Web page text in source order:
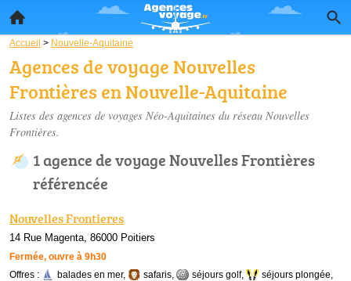
Accueil > Nouvelle-Aquitaine
Agences de voyage Nouvelles
Frontières en Nouvelle-Aquitaine
Listes des agences de voyages Néo-Aquitaines du réseau Nouvelles
Frontières.
1 agence de voyage Nouvelles Frontières
référencée
Nouvelles Frontieres
14 Rue Magenta, 86000 Poitiers
Fermée, ouvre à 9h30
Offres :
balades en mer, safaris, séjours golf, séjours plongée,